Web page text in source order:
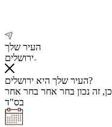
העיר שלך
ירושלים
העיר שלך היא ירושלים?
כן, זה נכון בחר אחר בחר אחר
בס"ד